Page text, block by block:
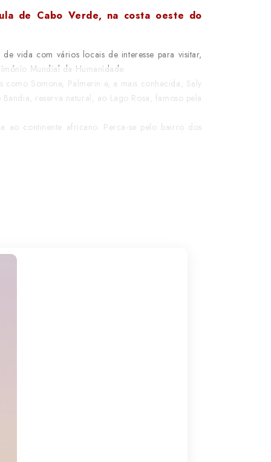
de Cabo Verde, na costa oeste do
vida com vários locais de interesse para visitar,
Mundial da Humanidade.
Somone, Palmerin e, a mais conhecida, Saly
reserva natural, ao Lago Rosa, famoso pela
continente africano. Perca-se pelo bairro dos
arroz e cuscuz são os ingredientes base